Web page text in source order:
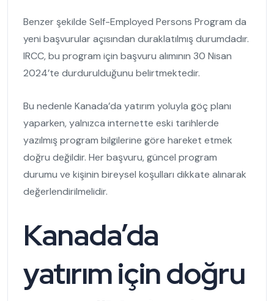
Benzer şekilde Self-Employed Persons Program da
yeni başvurular açısından duraklatılmış durumdadır.
IRCC, bu program için başvuru alımının 30 Nisan
2024’te durdurulduğunu belirtmektedir.
Bu nedenle Kanada’da yatırım yoluyla göç planı
yaparken, yalnızca internette eski tarihlerde
yazılmış program bilgilerine göre hareket etmek
doğru değildir. Her başvuru, güncel program
durumu ve kişinin bireysel koşulları dikkate alınarak
değerlendirilmelidir.
Kanada’da
yatırım için doğru